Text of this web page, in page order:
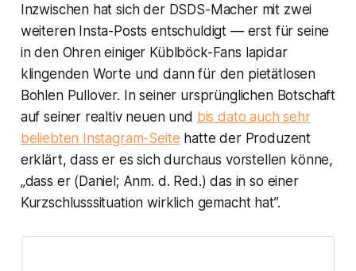
Inzwischen hat sich der DSDS-Macher mit zwei
weiteren Insta-Posts entschuldigt — erst für seine
in den Ohren einiger Küblböck-Fans lapidar
klingenden Worte und dann für den pietätlosen
Bohlen Pullover. In seiner ursprünglichen Botschaft
auf seiner realtiv neuen und bis dato auch sehr
beliebten Instagram-Seite hatte der Produzent
erklärt, dass er es sich durchaus vorstellen könne,
„dass er (Daniel; Anm. d. Red.) das in so einer
Kurzschlusssituation wirklich gemacht hat”.